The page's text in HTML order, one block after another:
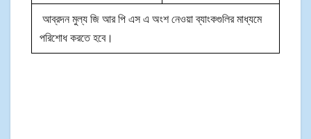
আব্রদন মুল্য জি আর পি এস এ অংশ নেওয়া ব্যাংকগুলির মাধ্যমে
পরিশোধ করতে হবে।